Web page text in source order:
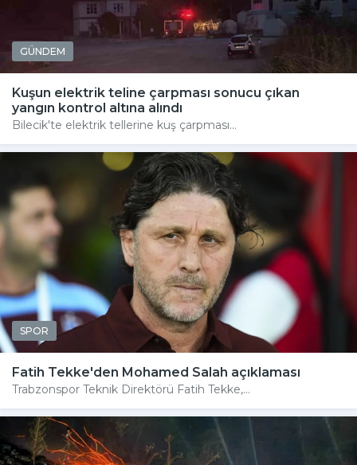
GÜNDEM
Kuşun elektrik teline çarpması sonucu çıkan
yangın kontrol altına alındı
Bilecik'te elektrik tellerine kuş çarpması...
SPOR
Fatih Tekke'den Mohamed Salah açıklaması
Trabzonspor Teknik Direktörü Fatih Tekke,...